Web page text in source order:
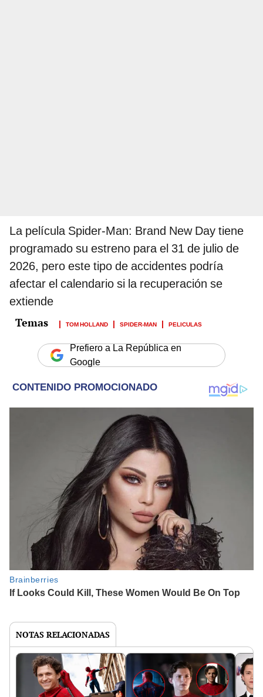
La película Spider-Man: Brand New Day tiene
programado su estreno para el 31 de julio de
2026, pero este tipo de accidentes podría
afectar el calendario si la recuperación se
extiende
TOM HOLLAND SPIDER-MAN PELICULAS
Prefiero a La República en
Google
NOTAS RELACIONADAS